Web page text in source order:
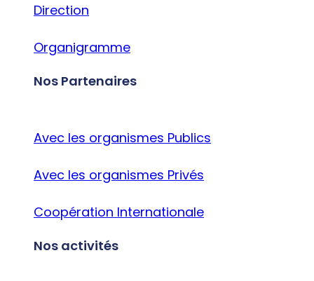
Direction
Organigramme
Nos Partenaires
Avec les organismes Publics
Avec les organismes Privés
Coopération Internationale
Nos activités